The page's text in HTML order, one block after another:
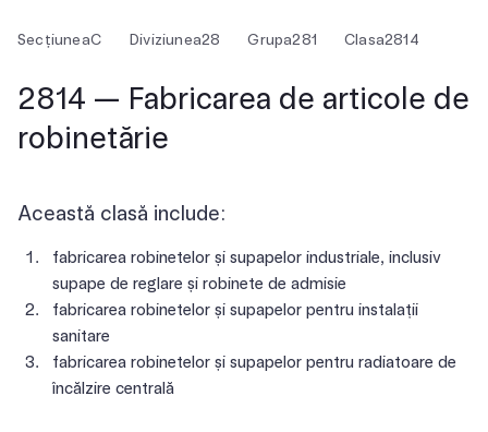
SecțiuneaC Diviziunea28 Grupa281 Clasa2814
2814 — Fabricarea de articole de
robinetărie
Această clasă include:
fabricarea robinetelor și supapelor industriale, inclusiv
supape de reglare și robinete de admisie
fabricarea robinetelor și supapelor pentru instalații
sanitare
fabricarea robinetelor și supapelor pentru radiatoare de
încălzire centrală